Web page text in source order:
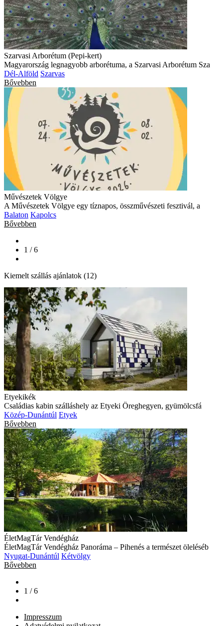
Szarvasi Arborétum (Pepi-kert)
Magyarország legnagyobb arborétuma, a Szarvasi Arborétum Sza
Dél-Alföld Szarvas
Bővebben
Művészetek Völgye
A Művészetek Völgye egy tíznapos, összművészeti fesztivál, a
Balaton Kapolcs
Bővebben
1 / 6
Kiemelt szállás ajánlatok (12)
Etyekikék
Családias kabin szálláshely az Etyeki Öreghegyen, gyümölcsfá
Közép-Dunántúl Etyek
Bővebben
ÉletMagTár Vendégház
ÉletMagTár Vendégház Panoráma – Pihenés a természet öleléséb
Nyugat-Dunántúl Kétvölgy
Bővebben
1 / 6
Impresszum